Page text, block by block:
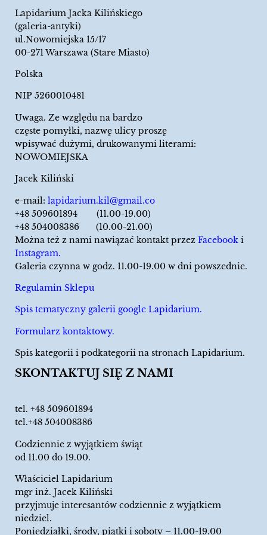
Lapidarium Jacka Kilińskiego
(galeria-antyki)
ul.Nowomiejska 15/17
00-271 Warszawa (Stare Miasto)
Polska
NIP 5260010481
Uwaga. Ze względu na bardzo
częste pomyłki, nazwę ulicy proszę
wpisywać dużymi, drukowanymi literami:
NOWOMIEJSKA
Jacek Kiliński
e-mail: lapidarium.kil@gmail.co
+48 509601894 (11.00-19.00)
+48 504008386 (10.00-21.00)
Można też z nami nawiązać kontakt przez Facebook i
Instagram.
Galeria czynna w godz. 11.00-19.00 w dni powszednie.
Regulamin Sklepu
Spis tematyczny galerii google Lapidarium.
Formularz kontaktowy.
Spis kategorii i podkategorii na stronach Lapidarium.
SKONTAKTUJ SIĘ Z NAMI
tel. +48 509601894
tel.+48 504008386
Codziennie z wyjątkiem świąt
od 11.00 do 19.00.
Właściciel Lapidarium
mgr inż. Jacek Kiliński
przyjmuje interesantów codziennie z wyjątkiem
niedziel.
Poniedziałki, środy, piątki i soboty – 11.00-19.00